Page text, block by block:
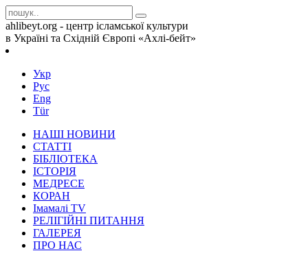
ahlibeyt.org - центр ісламської культури
в Україні та Східній Європі «Ахлі-бейт»
Укр
Рус
Eng
Tür
НАШІ НОВИНИ
СТАТТІ
БІБЛІОТЕКА
ІСТОРІЯ
МЕДРЕСЕ
КОРАН
Iмамалi TV
РЕЛІГІЙНІ ПИТАННЯ
ГАЛЕРЕЯ
ПРО НАС